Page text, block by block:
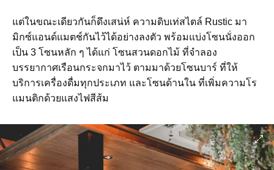
แต่ในขณะเดียวกันก็ดึงเสน่ห์ ความดิบเท่สไตล์ Rustic มา
มิกซ์แอนด์แมตช์กันไว้ได้อย่างลงตัว พร้อมแบ่งโซนนั่งออก
เป็น 3 โซนหลัก ๆ ได้แก่ โซนสวนดอกไม้ ที่จำลอง
บรรยากาศเรือนกระจกมาไว้ ตามมาด้วยโซนบาร์ ที่ให้
บริการเครื่องดื่มทุกประเภท และโซนด้านใน ที่เพิ่มความโร
แมนติกด้วยแสงไฟสีส้ม